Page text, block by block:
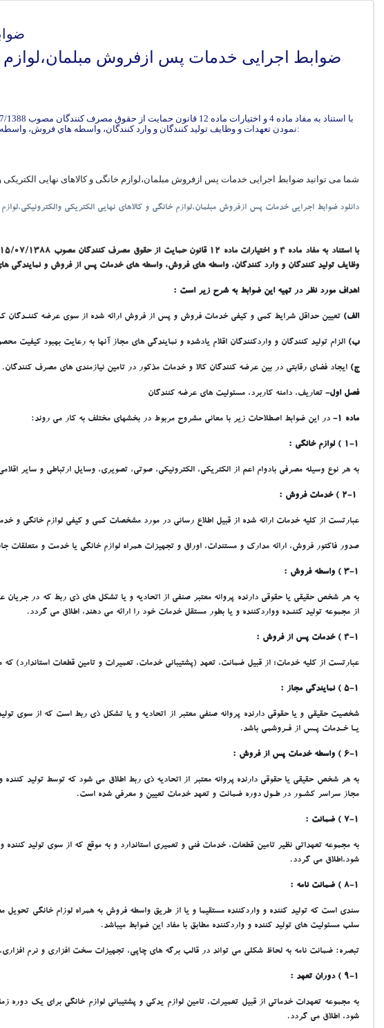
ضوابط اجرایی خدمات پس ازفروش مبلمان،لوازم
نمودن تعهدات و وظايف توليد کنندگان و وارد کنندگان، واسطه هاي فروش، واسطه هاي خدمات پس از فروش و نمايندگي هاي خدماتي مجاز آنها در راستاي رعايت حقوق مصرف کنندگان به شرح زير تصويب نمود:
شما می توانید ضوابط اجرایی خدمات پس ازفروش مبلمان،لوازم خانگی و کالاهای نهایی الکتریکی
دانلود ضوابط اجرایی خدمات پس ازفروش مبلمان،لوازم خانگی و کالاهای نهایی الکتریکی
وظايف توليد کنندگان و وارد کنندگان، واسطه هاي فروش، واسطه هاي خدمات پس از فروش و
اهداف مورد نظر در تهيه اين ضوابط به شرح زير است :
الف) تعيين حداقل شرايط کمي و کيفي خدمات فروش و پس از فروش ارائه شده از سوي عرضه کننـدگان
‌ب) الزام توليد کنندگان و واردکنندگان اقلام يادشده و نمايندگي هاي مجاز آنها به رعايت بهبود
‌ج) ايجاد فضاي رقابتي در بين عرضه کنندگان کالا و خدمات مذکور در تامين نيازمندي هاي مصرف کنندگان.
فصل اول- تعاريف، دامنه کاربرد، مسئوليت هاي عرضه کنندگان
ماده 1-
در اين ضوابط اصطلاحات زير با معاني مشروح مربوط در بخشهاي مختلف به کار مي روند:
1-1 ) لوازم خانگي :
به هر نوع وسيله مصرفي بادوام اعم از الکتريکي، الکترونيکي، صوتي، تصويري، وسايل ارتباطي و ساير
عبارتست از کليه خدمات ارائه شده از قبيل اطلاع رساني در مورد مشخصات کمي و کيفي لوازم خانگي و
صدور فاکتور فروش، ارائه مدارک و مستندات، اوراق و تجهيزات همراه لوازم خانگي يا خدمت و
3-1 ) واسطه فروش :
به هر شخص حقيقي يا حقوقي دارنده پروانه معتبر صنفي از اتحاديه و يا تشکل هاي ذي ربط که در
از مجموعه توليد کننـده وواردکننده و يا بطور مستقل خدمات خود را ارائه مي دهند، اطلاق مي گردد.
4-1 ) خدمات پس از فروش :
عبارتست از کليه خدمات؛ از قبيل ضمانت، تعهد (پشتيباني خدمات، تعميرات و تامين قطعات استاندارد)
5-1 ) نمايندگي مجاز :
شخصيت حقيقي و يا حقوقي دارنده پروانه صنفي معتبر از اتحاديه و يا تشکل ذي ربط است که از سوي
يـا خـدمات پـس از فـروشمي باشد.
6-1 ) واسطه خدمات پس از فروش :
به هر شخص حقيقي يا حقوقي دارنده پروانه معتبر از اتحاديه ذي ربط اطلاق مي شود که توسط توليد
مجاز سراسر کشـور در طـول دوره ضمانت و تعهد خدمات تعيين و معرفي شده است.
7-1 ) ضمانت :
به مجموعه تعهداتي نظير تامين قطعات، خدمات فني و تعميري استاندارد و به موقع که از سوي توليد
شود،اطلاق مي گردد.
8-1 ) ضمانت نامه :
سندي است که توليد کننده و واردکننده مستقيما و يا از طريق واسطه فروش به همراه لوزام خانگي
سلب مسئوليت هاي توليد کننده و واردکننده مطابق با مفاد اين ضوابط ميباشد.
تبصره: ضمانت نامه به لحاظ شکلي مي تواند در قالب برگه هاي چاپي، تجهيزات سخت افزاري و نرم
9-1 ) دوران تعهد :
شود، اطلاق مي گردد.